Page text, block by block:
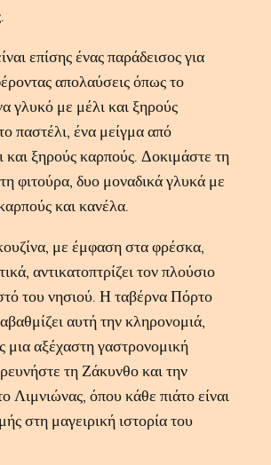
επίσης ένας παράδεισος για
απολαύσεις όπως το
γλυκό με μέλι και ξηρούς
παστέλι, ένα μείγμα από
και ξηρούς καρπούς. Δοκιμάστε τη
φιτούρα, δυο μοναδικά γλυκά με
και κανέλα.
με έμφαση στα φρέσκα,
αντικατοπτρίζει τον πλούσιο
του νησιού. Η ταβέρνα Πόρτο
αυτή την κληρονομιά,
μια αξέχαστη γαστρονομική
τη Ζάκυνθο και την
Λιμνιώνας, όπου κάθε πιάτο είναι
στη μαγειρική ιστορία του